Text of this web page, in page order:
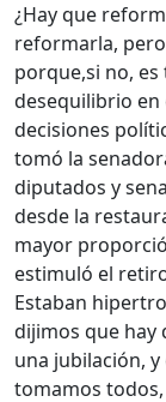
¿Hay que
reformarla,
porque,si no,
desequilibrio en
decisiones
tomó la
diputados y
desde la
mayor
estimuló el
Estaban
dijimos que hay
una jubilación,
tomamos todos,